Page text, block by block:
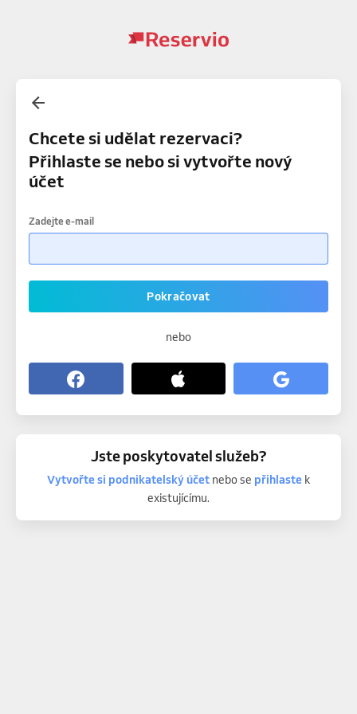
Chcete si udělat rezervaci?
Přihlaste se nebo si vytvořte nový
účet
Zadejte e-mail
Pokračovat
nebo
Jste poskytovatel služeb?
Vytvořte si podnikatelský účetnebo se přihlastek
existujícímu.